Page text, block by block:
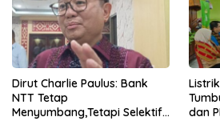
Dirut Charlie Paulus: Bank
NTT Tetap
Menyumbang,Tetapi Selektif
dan